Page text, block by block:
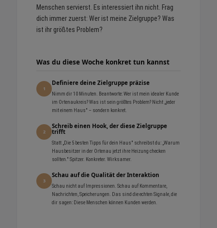
Menschen servierst. Es interessiert ihn nicht. Frag
dich immer zuerst: Wer ist meine Zielgruppe? Was
ist ihr größtes Problem?
Was du diese Woche konkret tun kannst
1
Definiere deine Zielgruppe präzise
Nimm dir 10 Minuten. Beantworte: Wer ist mein idealer Kunde
im Ortenaukreis? Was ist sein größtes Problem? Nicht „jeder
mit einem Haus" – sondern konkret.
2
Schreib einen Hook, der diese Zielgruppe
trifft
Statt „Die 5 besten Tipps für dein Haus" schreibst du: „Warum
Hausbesitzer in der Ortenau jetzt ihre Heizung checken
sollten." Spitzer. Konkreter. Wirksamer.
3
Schau auf die Qualität der Interaktion
Schau nicht auf Impressionen. Schau auf Kommentare,
Nachrichten, Speicherungen. Das sind die echten Signale, die
dir sagen: Diese Menschen können Kunden werden.